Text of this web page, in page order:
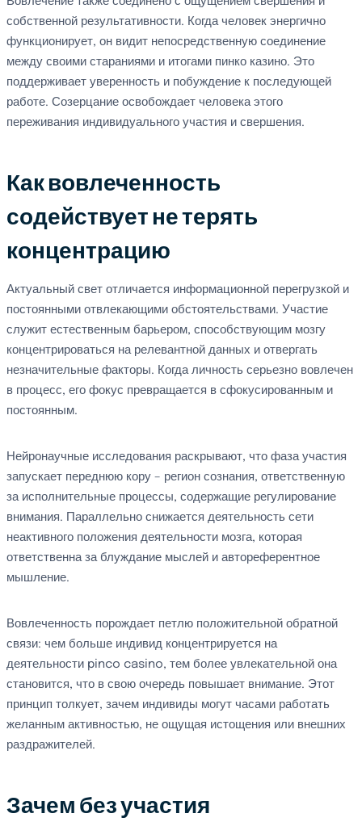
собственной результативности. Когда человек энергично
функционирует, он видит непосредственную соединение
между своими стараниями и итогами пинко казино. Это
поддерживает уверенность и побуждение к последующей
работе. Созерцание освобождает человека этого
переживания индивидуального участия и свершения.
Как вовлеченность
содействует не терять
концентрацию
Актуальный свет отличается информационной перегрузкой и
постоянными отвлекающими обстоятельствами. Участие
служит естественным барьером, способствующим мозгу
концентрироваться на релевантной данных и отвергать
незначительные факторы. Когда личность серьезно вовлечен
в процесс, его фокус превращается в сфокусированным и
постоянным.
Нейронаучные исследования раскрывают, что фаза участия
запускает переднюю кору – регион сознания, ответственную
за исполнительные процессы, содержащие регулирование
внимания. Параллельно снижается деятельность сети
неактивного положения деятельности мозга, которая
ответственна за блуждание мыслей и автореферентное
мышление.
Вовлеченность порождает петлю положительной обратной
связи: чем больше индивид концентрируется на
деятельности pinco casino, тем более увлекательной она
становится, что в свою очередь повышает внимание. Этот
принцип толкует, зачем индивиды могут часами работать
желанным активностью, не ощущая истощения или внешних
раздражителей.
Зачем без участия